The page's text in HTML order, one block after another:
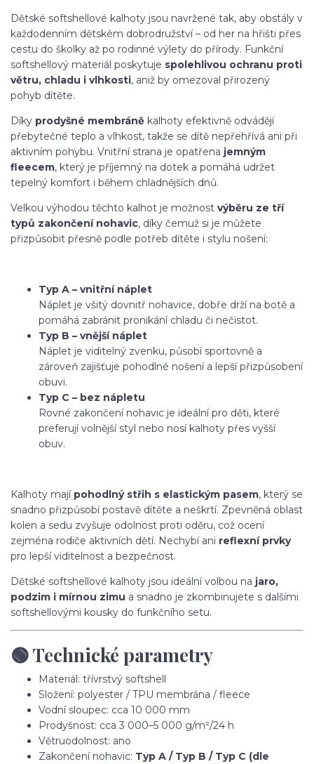
Dětské softshellové kalhoty jsou navržené tak, aby obstály v
každodenním dětském dobrodružství – od her na hřišti přes
cestu do školky až po rodinné výlety do přírody. Funkční
softshellový materiál poskytuje spolehlivou ochranu proti
větru, chladu i vlhkosti, aniž by omezoval přirozený
pohyb dítěte.
Díky prodyšné membráně kalhoty efektivně odvádějí
přebytečné teplo a vlhkost, takže se dítě nepřehřívá ani při
aktivním pohybu. Vnitřní strana je opatřena jemným
fleecem, který je příjemný na dotek a pomáhá udržet
tepelný komfort i během chladnějších dnů.
Velkou výhodou těchto kalhot je možnost výběru ze tří
typů zakončení nohavic, díky čemuž si je můžete
přizpůsobit přesně podle potřeb dítěte i stylu nošení:
Typ A – vnitřní náplet
Náplet je všitý dovnitř nohavice, dobře drží na botě a
pomáhá zabránit pronikání chladu či nečistot.
Typ B – vnější náplet
Náplet je viditelný zvenku, působí sportovně a
zároveň zajišťuje pohodlné nošení a lepší přizpůsobení
obuvi.
Typ C – bez nápletu
Rovné zakončení nohavic je ideální pro děti, které
preferují volnější styl nebo nosí kalhoty přes vyšší
obuv.
Kalhoty mají pohodlný střih s elastickým pasem, který se
snadno přizpůsobí postavě dítěte a neškrtí. Zpevněná oblast
kolen a sedu zvyšuje odolnost proti oděru, což ocení
zejména rodiče aktivních dětí. Nechybí ani reflexní prvky
pro lepší viditelnost a bezpečnost.
Dětské softshellové kalhoty jsou ideální volbou na jaro,
podzim i mírnou zimu a snadno je zkombinujete s dalšími
softshellovými kousky do funkčního setu.
🟢 Technické parametry
Materiál: třívrstvý softshell
Složení: polyester / TPU membrána / fleece
Vodní sloupec: cca 10 000 mm
Prodyšnost: cca 3 000–5 000 g/m²/24 h
Větruodolnost: ano
Zakončení nohavic: Typ A / Typ B / Typ C (dle